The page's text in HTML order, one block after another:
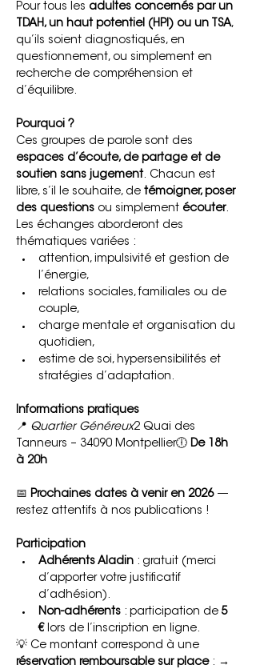
Pour tous les adultes concernés par un
TDAH, un haut potentiel (HPI) ou un TSA,
qu’ils soient diagnostiqués, en
questionnement, ou simplement en
recherche de compréhension et
d’équilibre.
Pourquoi ?
Ces groupes de parole sont des
espaces d’écoute, de partage et de
soutien sans jugement. Chacun est
libre, s’il le souhaite, de témoigner, poser
des questions ou simplement écouter.
Les échanges aborderont des
thématiques variées :
attention, impulsivité et gestion de
l’énergie,
relations sociales, familiales ou de
couple,
charge mentale et organisation du
quotidien,
estime de soi, hypersensibilités et
stratégies d’adaptation.
Informations pratiques
📍 Quartier Généreux2 Quai des
Tanneurs – 34090 Montpellier🕕 De 18h
à 20h
📅 Prochaines dates à venir en 2026 —
restez attentifs à nos publications !
Participation
Adhérents Aladin : gratuit (merci
d’apporter votre justificatif
d’adhésion).
Non-adhérents : participation de 5
€ lors de l’inscription en ligne.
💡 Ce montant correspond à une
réservation remboursable sur place : →